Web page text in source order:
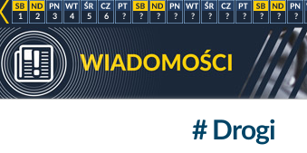
1 2 3 4 5 6 ? ? ? ? ? ? ? ? ? ? ?
# Drogi